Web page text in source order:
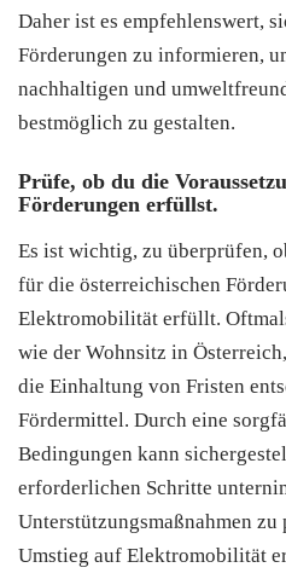
Daher ist es empfehlenswert,
Förderungen zu informieren,
nachhaltigen und
bestmöglich zu gestalten.
Prüfe, ob du die
Förderungen erfüllst.
Es ist wichtig, zu überprüfen,
für die österreichischen
Elektromobilität erfüllt.
wie der Wohnsitz in
die Einhaltung von Fristen
Fördermittel. Durch eine
Bedingungen kann
erforderlichen Schritte
Unterstützungsmaßnahmen
Umstieg auf Elektromobilität